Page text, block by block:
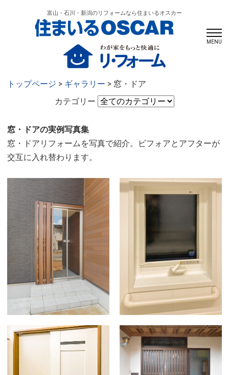
富山・石川・新潟のリフォームなら住まいるオスカー
MENU
トップページ > ギャラリー > 窓・ドア
カテゴリー
窓・ドアの実例写真集
窓・ドアリフォームを写真で紹介。ビフォアとアフターが
交互に入れ替わります。